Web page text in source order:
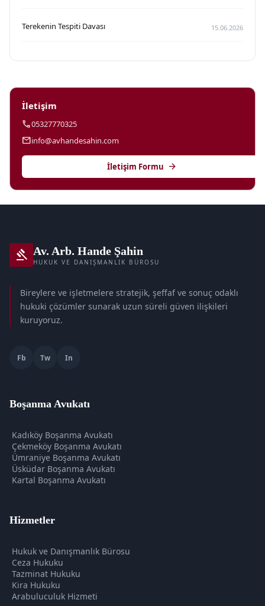
Terekenin Tespiti Davası 15.06.2026
İletişim
call05327770325
mailinfo@avhandesahin.com
İletişim Formu arrow_forward
gavel Av. Arb. Hande Şahin
HUKUK VE DANIŞMANLIK BÜROSU
Bireylere ve işletmelere stratejik, şeffaf ve sonuç odaklı
hukuki çözümler sunarak uzun süreli güven ilişkileri
kuruyoruz.
Fb Tw In
Boşanma Avukatı
Kadıköy Boşanma Avukatı
Çekmeköy Boşanma Avukatı
Ümraniye Boşanma Avukatı
Üsküdar Boşanma Avukatı
Kartal Boşanma Avukatı
Hizmetler
Hukuk ve Danışmanlık Bürosu
Ceza Hukuku
Tazminat Hukuku
Kira Hukuku
Arabuluculuk Hizmeti